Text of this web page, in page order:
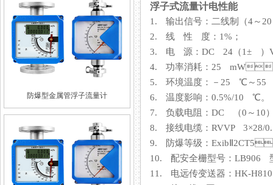
防爆型金属管浮子流量计
浮子式流量计电性能
1. 输出信号：二线制（4
2. 线 性 度：1%；
3. 电 源：DC 24（1± ）
4. 功率消耗：25
5. 环境温度：－25 ℃～55
6. 温度影响：0.5%/10 ℃。
7. 负载电阻：DC （0
8. 接线电缆：RVVP
9. 防爆等级：
10. 配安全栅型号：LB906 型
11. 电远传变送器：HK-H810